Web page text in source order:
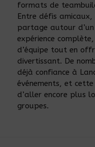
formats de
Entre défis
partage autour d’un
expérience
d’équipe tout en
divertissant. De
déjà confiance à
événements, et
d’aller encore plus
groupes.